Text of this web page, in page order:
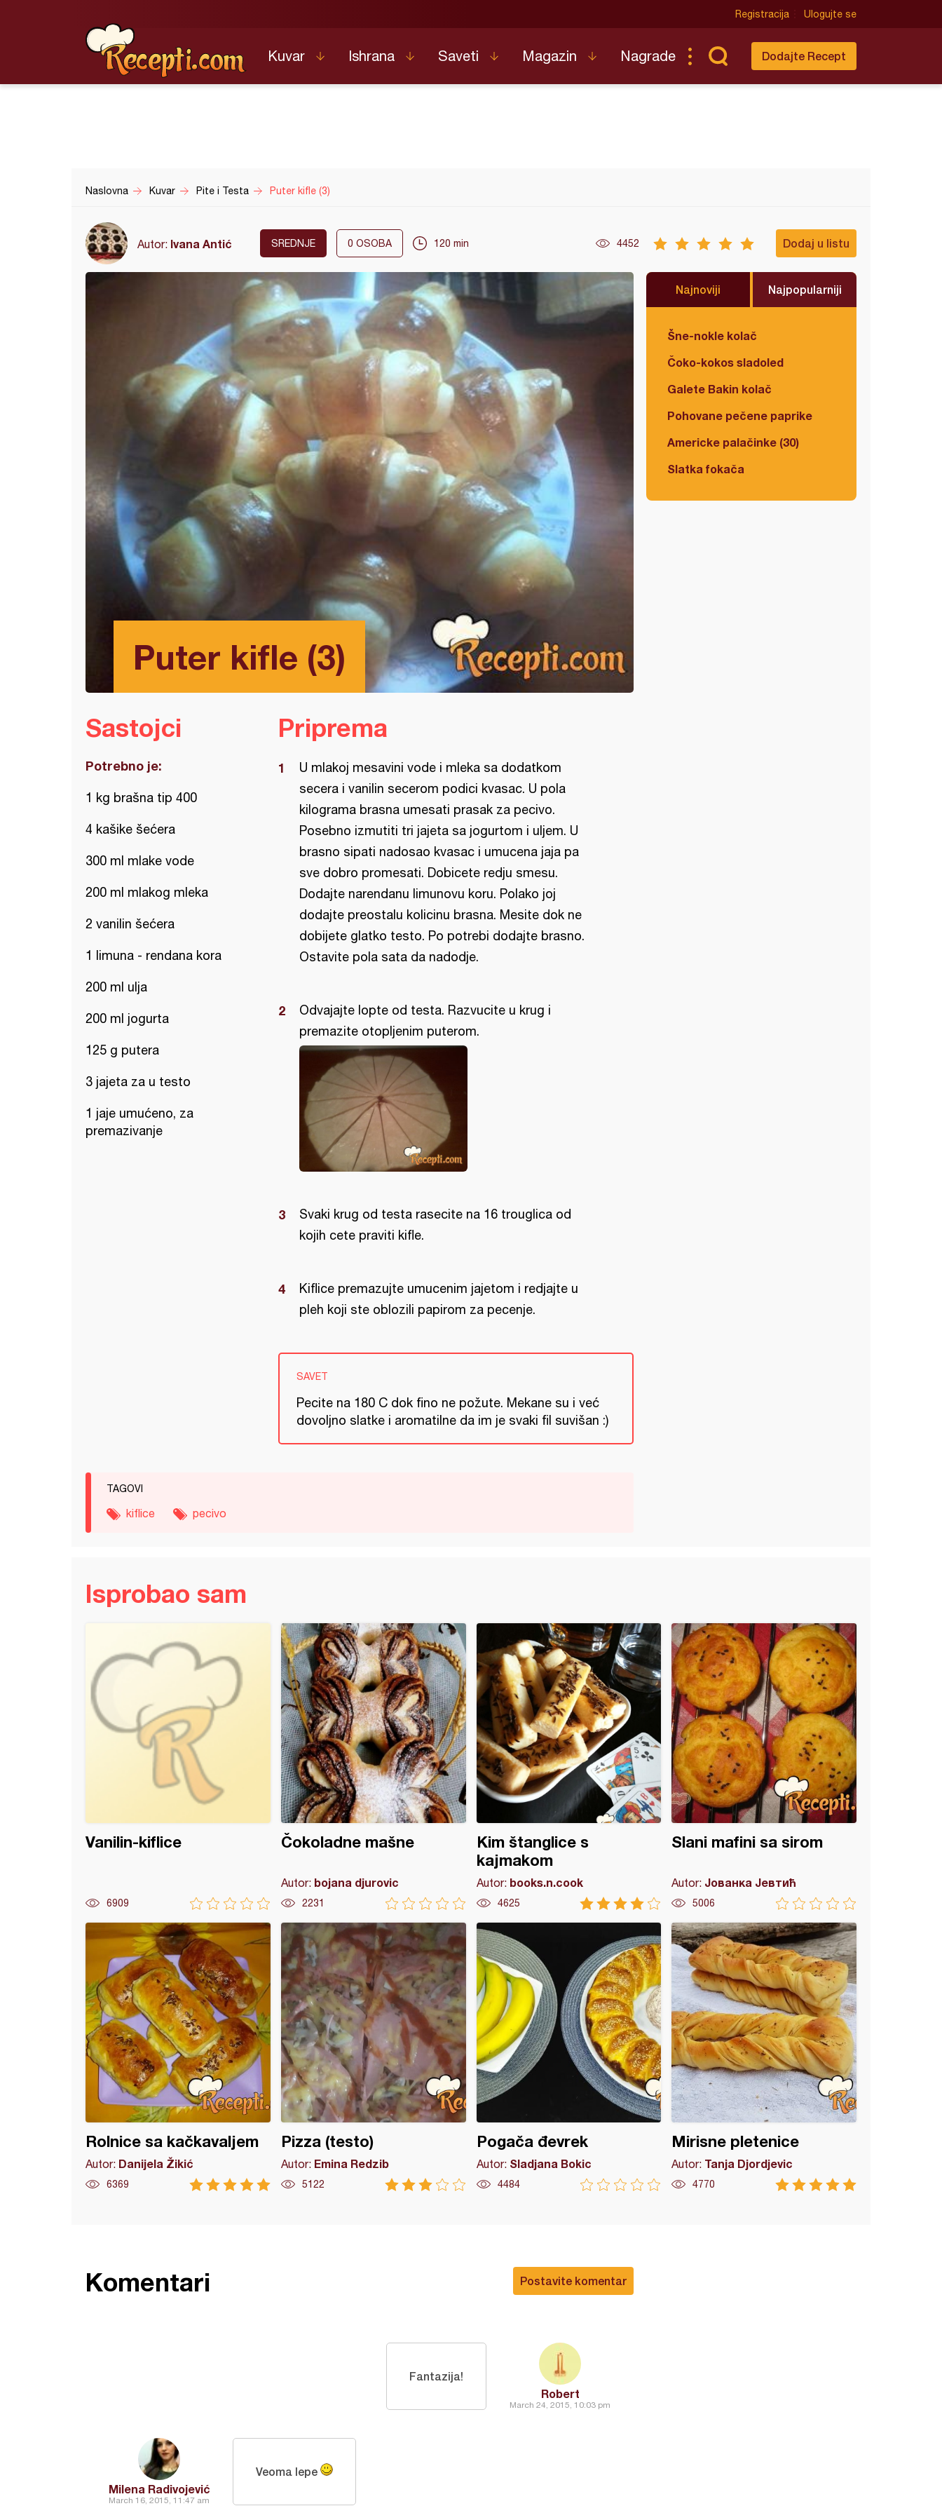
Registracija Ulogujte se
Kuvar Ishrana Saveti Magazin Nagrade Dodajte Recept
Naslovna Kuvar Pite i Testa Puter kifle (3)
Autor: Ivana Antić SREDNJE 0 OSOBA 120 min 4452 Dodaj u listu
Puter kifle (3)
Najnoviji Najpopularniji
Šne-nokle kolač
Čoko-kokos sladoled
Galete Bakin kolač
Pohovane pečene paprike
Americke palačinke (30)
Slatka fokača
Sastojci
Potrebno je:
1 kg brašna tip 400
4 kašike šećera
300 ml mlake vode
200 ml mlakog mleka
2 vanilin šećera
1 limuna - rendana kora
200 ml ulja
200 ml jogurta
125 g putera
3 jajeta za u testo
1 jaje umućeno, za
premazivanje
Priprema
U mlakoj mesavini vode i mleka sa dodatkom
secera i vanilin secerom podici kvasac. U pola
kilograma brasna umesati prasak za pecivo.
Posebno izmutiti tri jajeta sa jogurtom i uljem. U
brasno sipati nadosao kvasac i umucena jaja pa
sve dobro promesati. Dobicete redju smesu.
Dodajte narendanu limunovu koru. Polako joj
dodajte preostalu kolicinu brasna. Mesite dok ne
dobijete glatko testo. Po potrebi dodajte brasno.
Ostavite pola sata da nadodje.
Odvajajte lopte od testa. Razvucite u krug i
premazite otopljenim puterom.
Svaki krug od testa rasecite na 16 trouglica od
kojih cete praviti kifle.
Kiflice premazujte umucenim jajetom i redjajte u
pleh koji ste oblozili papirom za pecenje.
SAVET
Pecite na 180 C dok fino ne požute. Mekane su i već
dovoljno slatke i aromatilne da im je svaki fil suvišan :)
TAGOVI
kiflice pecivo
Isprobao sam
Vanilin-kiflice
6909
Čokoladne mašne
Autor: bojana djurovic
2231
Kim štanglice s
kajmakom
Autor: books.n.cook
4625
Slani mafini sa sirom
Autor: Јованка Јевтић
5006
Rolnice sa kačkavaljem
Autor: Danijela Žikić
6369
Pizza (testo)
Autor: Emina Redzib
5122
Pogača đevrek
Autor: Sladjana Bokic
4484
Mirisne pletenice
Autor: Tanja Djordjevic
4770
Postavite komentar
Komentari
Robert
March 24, 2015, 10:03 pm
Fantazija!
Milena Radivojević
March 16, 2015, 11:47 am
Veoma lepe